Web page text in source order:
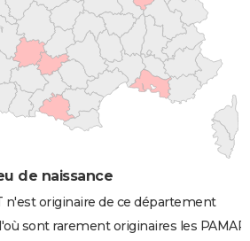
de naissance
n'est originaire de ce département
sont rarement originaires les